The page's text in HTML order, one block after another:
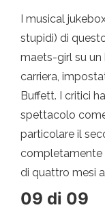
I musical
stupidi) di
maets-girl su un
carriera,
Buffett. I critici
spettacolo
particolare il
completamente
di quattro mesi
09 di 09